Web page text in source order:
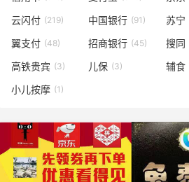
云闪付 (219) 中国银行 (91) 苏宁
翼支付 (48) 招商银行 (45) 搜同
高铁贵宾 (3) 儿保 (3) 辅食
小儿按摩 (1)